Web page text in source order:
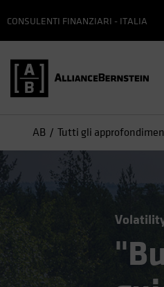
CONSULENTI FINANZIARI - ITALIA
AB Tutti gli